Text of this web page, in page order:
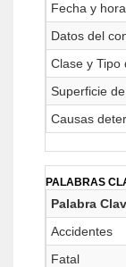
Fecha y
Datos del
Clase y Tipo
Superficie
Causas
PALABRAS
Palabra
Accidentes
Fatal